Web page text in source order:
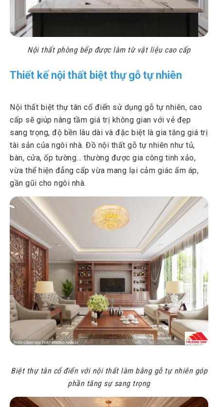
Nội thất phòng bếp được làm từ vật liệu cao cấp
Thiết kế nội thất biệt thự gỗ tự nhiên
Nội thất biệt thự tân cổ điển sử dụng gỗ tự nhiên, cao
cấp sẽ giúp nâng tầm giá trị không gian với vẻ đẹp
sang trọng, độ bền lâu dài và đặc biệt là gia tăng giá trị
tài sản của ngôi nhà. Đồ nội thất gỗ tự nhiên như tủ,
bàn, cửa, ốp tường… thường được gia công tinh xảo,
vừa thể hiện đẳng cấp vừa mang lại cảm giác ấm áp,
gần gũi cho ngôi nhà.
Biệt thự tân cổ điển với nội thất làm bằng gỗ tự nhiên góp
phần tăng sự sang trọng